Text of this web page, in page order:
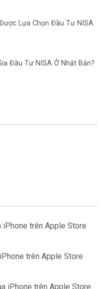
Lựa Chọn Đầu Tư NISA
Đầu Tư NISA Ở Nhật Bản?
iPhone trên Apple Store
trên Apple Store
iPhone trên Apple Store